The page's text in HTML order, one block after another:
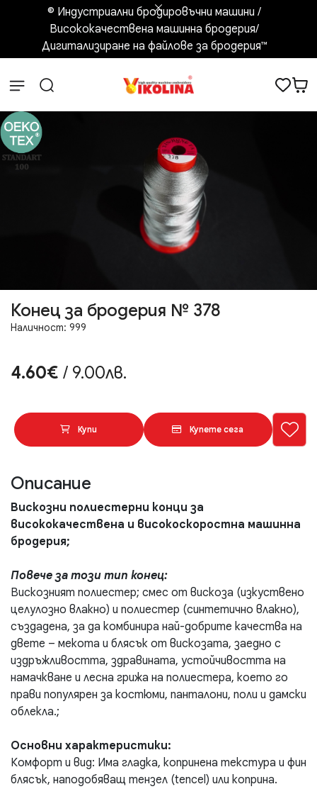
© Индустриални бродировъчни машини /
Висококачествена машинна бродерия/
Дигитализиране на файлове за бродерия™️
Конец за бродерия № 378
Наличност: 999
4.60€ / 9.00лв.
Купи Купете сега
Описание
Вискозни полиестерни конци за
висококачествена и високоскоростна машинна
бродерия;
Повече за този тип конец:
Вискозният полиестер; смес от вискоза (изкуствено
целулозно влакно) и полиестер (синтетично влакно),
създадена, за да комбинира най-добрите качества на
двете – мекота и блясък от вискозата, заедно с
издръжливостта, здравината, устойчивостта на
намачкване и лесна грижа на полиестера, което го
прави популярен за костюми, панталони, поли и дамски
облекла.;
Основни характеристики:
Комфорт и вид: Има гладка, копринена текстура и фин
блясък, наподобяващ тензел (tencel) или коприна.